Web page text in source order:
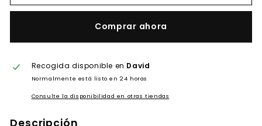
Comprar ahora
Recogida disponible en David
Normalmente está listo en 24 horas
Consulte la disponibilidad en otras tiendas
Descripción